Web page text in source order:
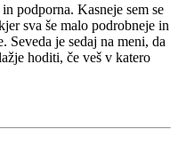
podporna. Kasneje sem se
sva še malo podrobneje in
Seveda je sedaj na meni, da
hoditi, če veš v katero